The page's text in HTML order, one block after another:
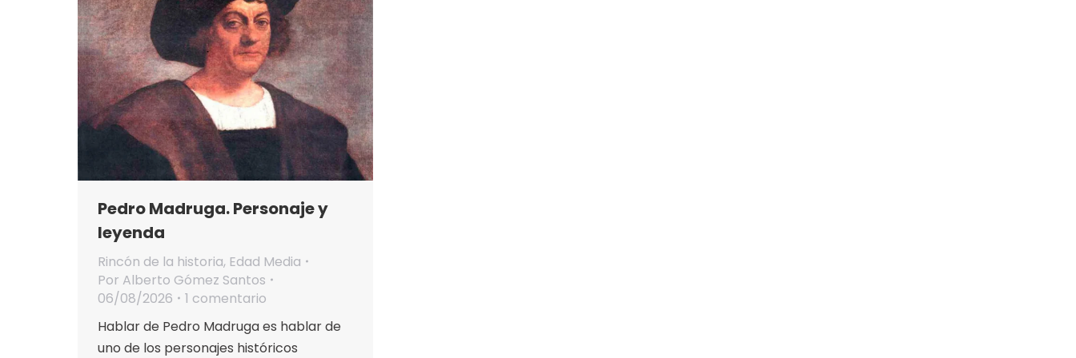
Pedro Madruga. Personaje y
leyenda
Rincón de la historia, Edad Media
Por Alberto Gómez Santos
06/08/2026
1 comentario
Hablar de Pedro Madruga es hablar de
uno de los personajes históricos